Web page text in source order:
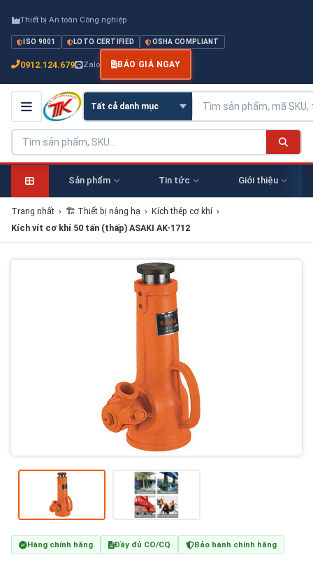
Thiết bị An toàn Công nghiệp
ISO 9001 LOTO CERTIFIED OSHA COMPLIANT
0912.124.679 Zalo BÁO GIÁ NGAY
Sản phẩm Tin tức Giới thiệu
Trang nhất › 🏗 Thiết bị nâng hạ › Kích thép cơ khí ›
Kích vít cơ khí 50 tấn (thấp) ASAKI AK-1712
Hàng chính hãng Đầy đủ CO/CQ Bảo hành chính hãng